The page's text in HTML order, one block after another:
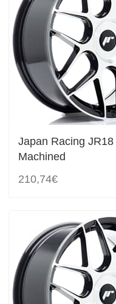
Japan Racing
Machined
210,74€